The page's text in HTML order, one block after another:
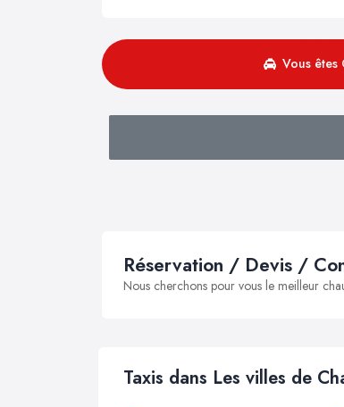
Vous êtes
Réservation / Devis /
Nous cherchons pour vous le meilleur
Taxis dans Les villes de